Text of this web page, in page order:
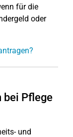
für die
oder
bei Pflege
und